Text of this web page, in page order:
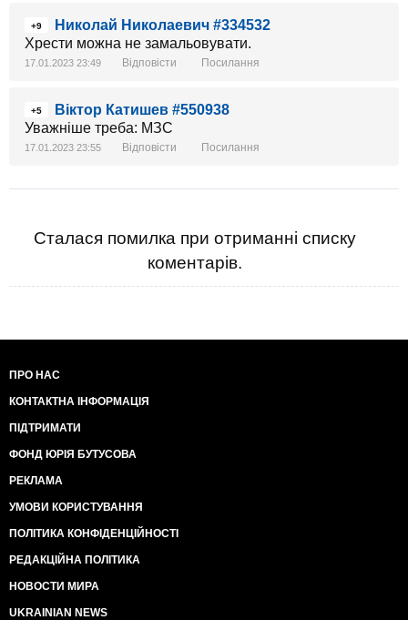
+9
Николай Николаевич #334532
Хрести можна не замальовувати.
17.01.2023 23:49 Відповісти Посилання
+5
Віктор Катишев #550938
Уважніше треба: МЗС
17.01.2023 23:55 Відповісти Посилання
Сталася помилка при отриманні списку
коментарів.
ПРО НАС
КОНТАКТНА ІНФОРМАЦІЯ
ПІДТРИМАТИ
ФОНД ЮРІЯ БУТУСОВА
РЕКЛАМА
УМОВИ КОРИСТУВАННЯ
ПОЛІТИКА КОНФІДЕНЦІЙНОСТІ
РЕДАКЦІЙНА ПОЛІТИКА
НОВОСТИ МИРА
UKRAINIAN NEWS